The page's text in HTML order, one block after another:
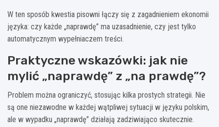
W ten sposób kwestia pisowni łączy się z zagadnieniem ekonomii
języka: czy każde „naprawdę” ma uzasadnienie, czy jest tylko
automatycznym wypełniaczem treści.
Praktyczne wskazówki: jak nie
mylić „naprawdę” z „na prawdę”?
Problem można ograniczyć, stosując kilka prostych strategii. Nie
są one niezawodne w każdej wątpliwej sytuacji w języku polskim,
ale w wypadku „naprawdę” działają zadziwiająco skutecznie.